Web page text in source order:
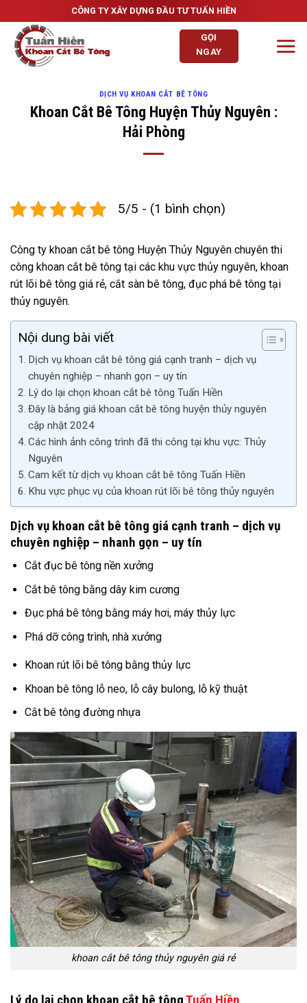
to
content
CÔNG TY XÂY DỰNG ĐẦU TƯ TUẤN HIỀN
GỌI
NGAY
DỊCH VỤ KHOAN CẮT BÊ TÔNG
Khoan Cắt Bê Tông Huyện Thủy Nguyên :
Hải Phòng
5/5 - (1 bình chọn)
Công ty khoan cắt bê tông Huyện Thủy Nguyên chuyên thi
công khoan cắt bê tông tại các khu vực thủy nguyên, khoan
rút lõi bê tông giá rẻ, cắt sàn bê tông, đục phá bê tông tại
thủy nguyên.
Nội dung bài viết
Dịch vụ khoan cắt bê tông giá cạnh tranh – dịch vụ
chuyên nghiệp – nhanh gọn – uy tín
Lý do lại chọn khoan cắt bê tông Tuấn Hiền
Đây là bảng giá khoan cắt bê tông huyện thủy nguyên
cập nhật 2024
Các hình ảnh công trình đã thi công tại khu vực: Thủy
Nguyên
Cam kết từ dịch vụ khoan cắt bê tông Tuấn Hiền
Khu vực phục vụ của khoan rút lõi bê tông thủy nguyên
Dịch vụ khoan cắt bê tông giá cạnh tranh – dịch vụ
chuyên nghiệp – nhanh gọn – uy tín
Cắt đục bê tông nền xưởng
Cắt bê tông bằng dây kim cương
Đục phá bê tông bằng máy hơi, máy thủy lực
Phá dỡ công trình, nhà xưởng
Khoan rút lõi bê tông bằng thủy lực
Khoan bê tông lỗ neo, lỗ cây bulong, lỗ kỹ thuật
Cắt bê tông đường nhựa
khoan cắt bê tông thủy nguyên giá rẻ